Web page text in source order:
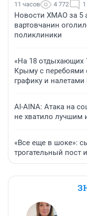
11 часов 4 772 1
Новости ХМАО за 5
вартовчанин
поликлиники
«На 18 отдыхающих
Крыму с перебоями
графику и
AI-AINA: Атака на
не хватило лучшим
«Все еще в шоке»:
трогательный пост